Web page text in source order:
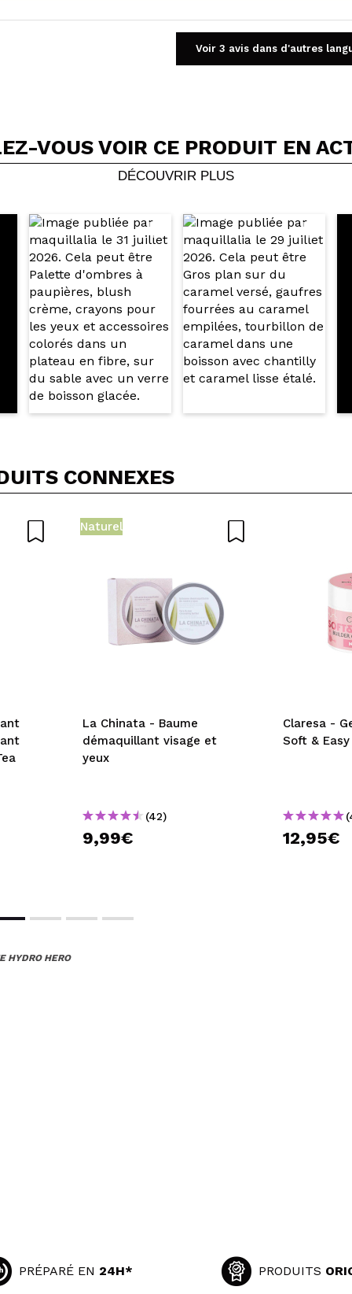
Partager une vidéo ou une photo
Votre vidéo pourrait être la première. Imaginez...
cet achat? Oui Non 5/
Voir 3 avis dans d'autres
VOUS VOIR CE PRODUIT EN
DÉCOUVRIR PLUS
CONNEXES
Naturel
La Chinata - Baume
démaquillant visage et
yeux
(42)
9,99€
Claresa -
Soft &
12,95€
HYDRO HERO
PRÉPARÉ EN 24H* PRODUITS